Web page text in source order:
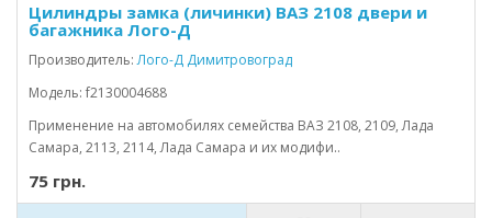
Цилиндры замка (личинки) ВАЗ 2108 двери и
багажника Лого-Д
Производитель:Лого-Д Димитровоград
Модель: f2130004688
Применение на автомобилях семейства ВАЗ 2108, 2109, Лада
Самара, 2113, 2114, Лада Самара и их модифи..
75 грн.